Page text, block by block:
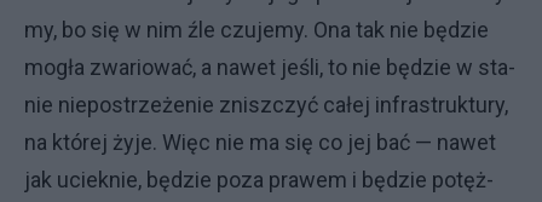
my, bo się w nim źle czu­je­my. Ona tak nie bę­dzie
mo­gła zwa­rio­wać, a na­wet je­śli, to nie bę­dzie w sta­
nie nie­po­strze­że­nie znisz­czyć ca­łej in­fra­struk­tu­ry,
na któ­rej ży­je. Więc nie ma się co jej bać — na­wet
jak uciek­nie, bę­dzie po­za pra­wem i bę­dzie po­tęż­